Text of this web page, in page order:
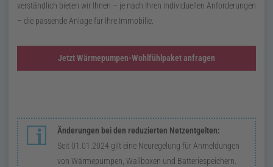
verständlich bieten wir Ihnen – je nach Ihren indivi­duellen Anforderungen
– die passende Anlage für Ihre Immobilie.
Jetzt Wärmepumpen-Wohlfühlpaket anfragen
Änderungen bei den reduzierten Netzentgelten:
Seit 01.01.2024 gilt eine Neuregelung für Anmeldungen
von Wärmepumpen, Wallboxen und Batteriespeichern.